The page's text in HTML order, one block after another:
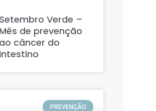
Setembro Verde –
Mês de prevenção
ao câncer do
intestino
PREVENÇÃO